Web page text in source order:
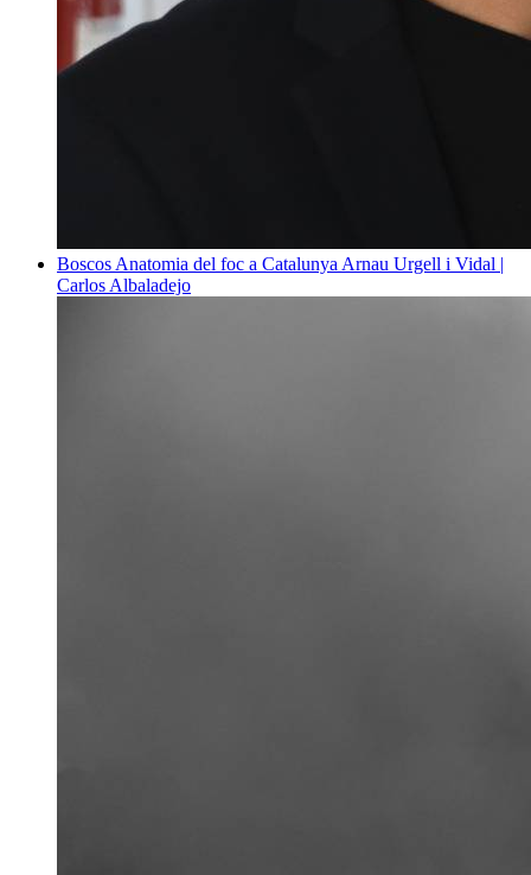
Boscos Anatomia del foc a Catalunya Arnau Urgell i Vidal |
Carlos Albaladejo